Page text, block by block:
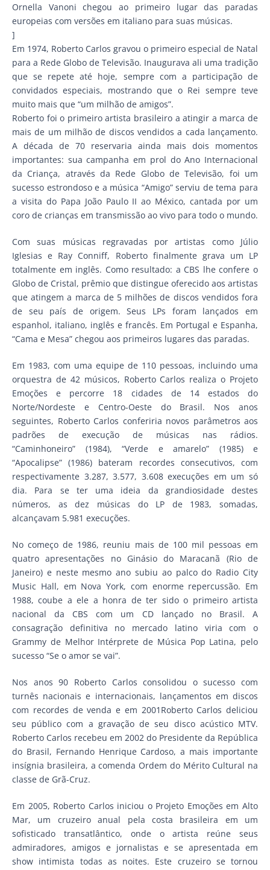
Ornella Vanoni chegou ao primeiro lugar das paradas
europeias com versões em italiano para suas músicas.
]
Em 1974, Roberto Carlos gravou o primeiro especial de Natal
para a Rede Globo de Televisão. Inaugurava ali uma tradição
que se repete até hoje, sempre com a participação de
convidados especiais, mostrando que o Rei sempre teve
muito mais que “um milhão de amigos”.
Roberto foi o primeiro artista brasileiro a atingir a marca de
mais de um milhão de discos vendidos a cada lançamento.
A década de 70 reservaria ainda mais dois momentos
importantes: sua campanha em prol do Ano Internacional
da Criança, através da Rede Globo de Televisão, foi um
sucesso estrondoso e a música “Amigo” serviu de tema para
a visita do Papa João Paulo II ao México, cantada por um
coro de crianças em transmissão ao vivo para todo o mundo.
Com suas músicas regravadas por artistas como Júlio
Iglesias e Ray Conniff, Roberto finalmente grava um LP
totalmente em inglês. Como resultado: a CBS lhe confere o
Globo de Cristal, prêmio que distingue oferecido aos artistas
que atingem a marca de 5 milhões de discos vendidos fora
de seu país de origem. Seus LPs foram lançados em
espanhol, italiano, inglês e francês. Em Portugal e Espanha,
“Cama e Mesa” chegou aos primeiros lugares das paradas.
Em 1983, com uma equipe de 110 pessoas, incluindo uma
orquestra de 42 músicos, Roberto Carlos realiza o Projeto
Emoções e percorre 18 cidades de 14 estados do
Norte/Nordeste e Centro-Oeste do Brasil. Nos anos
seguintes, Roberto Carlos conferiria novos parâmetros aos
padrões de execução de músicas nas rádios.
“Caminhoneiro” (1984), “Verde e amarelo” (1985) e
“Apocalipse” (1986) bateram recordes consecutivos, com
respectivamente 3.287, 3.577, 3.608 execuções em um só
dia. Para se ter uma ideia da grandiosidade destes
números, as dez músicas do LP de 1983, somadas,
alcançavam 5.981 execuções.
No começo de 1986, reuniu mais de 100 mil pessoas em
quatro apresentações no Ginásio do Maracanã (Rio de
Janeiro) e neste mesmo ano subiu ao palco do Radio City
Music Hall, em Nova York, com enorme repercussão. Em
1988, coube a ele a honra de ter sido o primeiro artista
nacional da CBS com um CD lançado no Brasil. A
consagração definitiva no mercado latino viria com o
Grammy de Melhor Intérprete de Música Pop Latina, pelo
sucesso “Se o amor se vai”.
Nos anos 90 Roberto Carlos consolidou o sucesso com
turnês nacionais e internacionais, lançamentos em discos
com recordes de venda e em 2001Roberto Carlos deliciou
seu público com a gravação de seu disco acústico MTV.
Roberto Carlos recebeu em 2002 do Presidente da República
do Brasil, Fernando Henrique Cardoso, a mais importante
insígnia brasileira, a comenda Ordem do Mérito Cultural na
classe de Grã-Cruz.
Em 2005, Roberto Carlos iniciou o Projeto Emoções em Alto
Mar, um cruzeiro anual pela costa brasileira em um
sofisticado transatlântico, onde o artista reúne seus
admiradores, amigos e jornalistas e se apresentada em
show intimista todas as noites. Este cruzeiro se tornou